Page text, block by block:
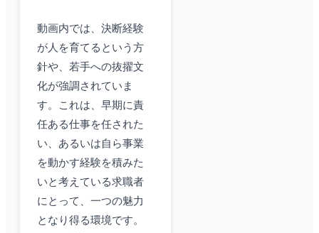
動画内では、決断経験
が人を育てるという方
針や、若手への抜擢文
化が強調されていま
す。これは、早期に責
任ある仕事を任された
い、あるいは自ら事業
を動かす経験を積みた
いと考えている求職者
にとって、一つの魅力
となり得る環境です。